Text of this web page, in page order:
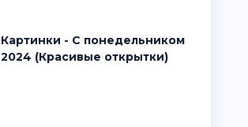
Картинки - С понедельником
2024 (Красивые открытки)